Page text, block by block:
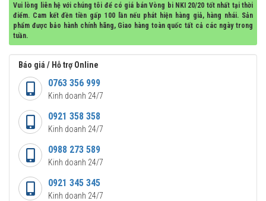
Vui lòng liên hệ với chúng tôi để có giá bán Vòng bi NKI 20/20 tốt nhất tại thời
điểm. Cam kết đền tiền gấp 100 lần nếu phát hiện hàng giả, hàng nhái. Sản
phẩm được bảo hành chính hãng, Giao hàng toàn quốc tất cả các ngày trong
tuần.
Báo giá / Hỗ trợ Online
0763 356 999
Kinh doanh 24/7
0921 358 358
Kinh doanh 24/7
0988 273 589
Kinh doanh 24/7
0921 345 345
Kinh doanh 24/7